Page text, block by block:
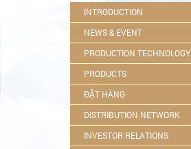
INTRODUCTION
NEWS & EVENT
PRODUCTION TECHNOLOGY
PRODUCTS
ĐẶT HÀNG
DISTRIBUTION NETWORK
INVESTOR RELATIONS